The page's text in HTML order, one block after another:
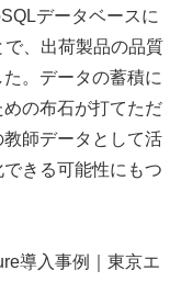
データベースに
、出荷製品の品質
。データの蓄積に
の布石が打てただ
師データとして活
きる可能性にもつ
導入事例｜東京エ